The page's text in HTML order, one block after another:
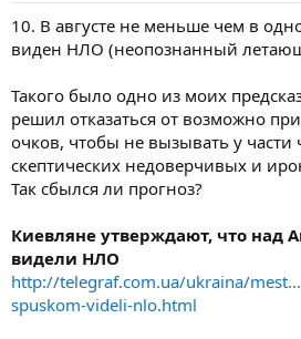
10. В августе не меньше чем в
виден НЛО (неопознанный
Такого было одно из моих
решил отказаться от возможно
очков, чтобы не вызывать у части
скептических недоверчивых и
Так сбылся ли прогноз?
Киевляне утверждают, что над
видели НЛО
http://telegraf.com.ua/ukraina/
spuskom-videli-nlo.html